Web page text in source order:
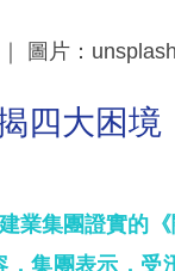
圖片：
四大困境
業集團證實的
，集團表示，受